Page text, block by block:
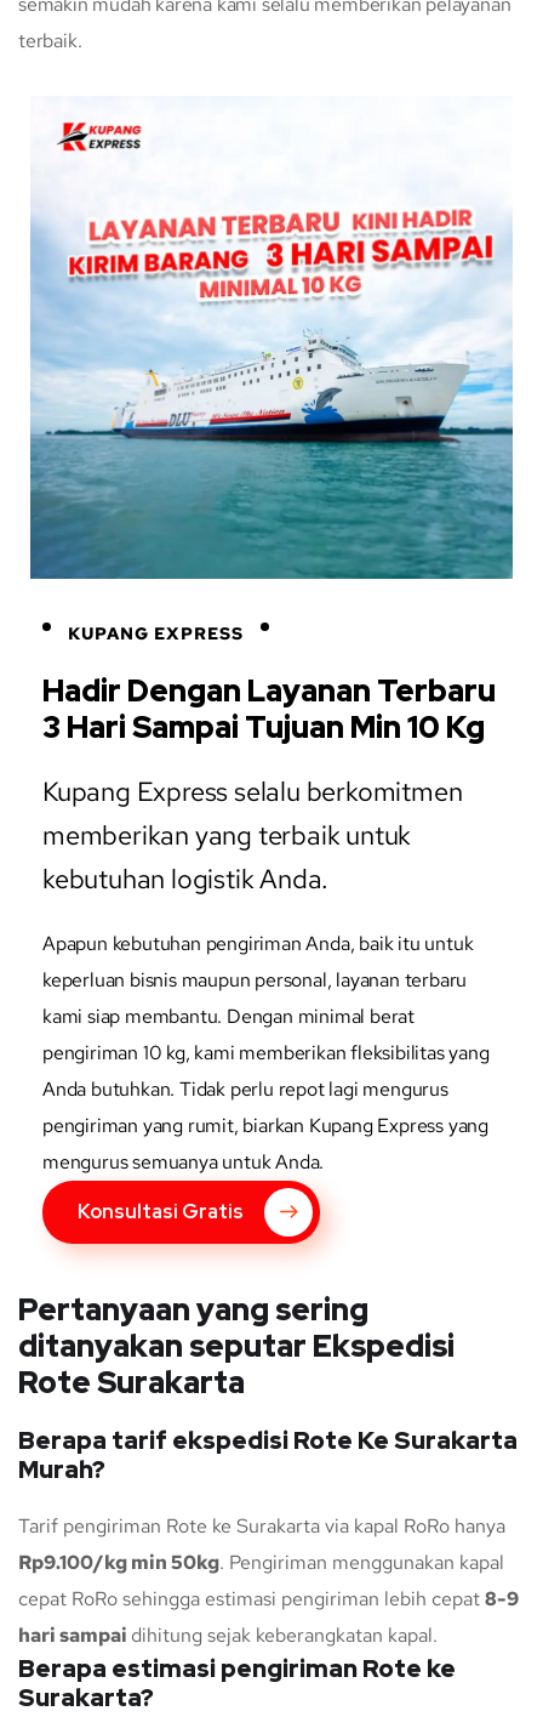
terbaik.
KUPANG EXPRESS
Hadir Dengan Layanan Terbaru
3 Hari Sampai Tujuan Min 10 Kg
Kupang Express selalu berkomitmen
memberikan yang terbaik untuk
kebutuhan logistik Anda.
Apapun kebutuhan pengiriman Anda, baik itu untuk
keperluan bisnis maupun personal, layanan terbaru
kami siap membantu. Dengan minimal berat
pengiriman 10 kg, kami memberikan fleksibilitas yang
Anda butuhkan. Tidak perlu repot lagi mengurus
pengiriman yang rumit, biarkan Kupang Express yang
mengurus semuanya untuk Anda.
Konsultasi Gratis
Pertanyaan yang sering
ditanyakan seputar Ekspedisi
Rote Surakarta
Berapa tarif ekspedisi Rote Ke Surakarta
Murah?
Tarif pengiriman Rote ke Surakarta via kapal RoRo hanya
Rp9.100/kg min 50kg. Pengiriman menggunakan kapal
cepat RoRo sehingga estimasi pengiriman lebih cepat8-9
hari sampai dihitung sejak keberangkatan kapal.
Berapa estimasi pengiriman Rote ke
Surakarta?